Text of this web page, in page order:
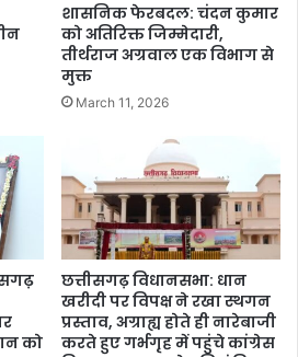
शासनिक फेरबदल: चंदन कुमार
को अतिरिक्त जिम्मेदारी,
तीर्थराज अग्रवाल एक विभाग से
मुक्त
March 11, 2026
को
छत्तीसगढ़ विधानसभा: धान
खरीदी पर विपक्ष ने रखा स्थगन
प्रस्ताव, अग्राह्य होते ही नारेबाजी
करते हुए गर्भगृह में पहुंचे कांग्रेस